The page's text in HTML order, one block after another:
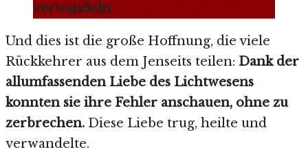
verwandeln.
Und dies ist die große Hoffnung, die viele
Rückkehrer aus dem Jenseits teilen: Dank der
allumfassenden Liebe des Lichtwesens
konnten sie ihre Fehler anschauen, ohne zu
zerbrechen. Diese Liebe trug, heilte und
verwandelte.